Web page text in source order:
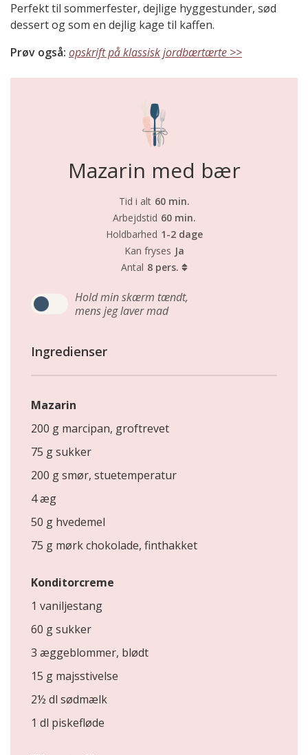
Perfekt til sommerfester, dejlige hyggestunder, sød
dessert og som en dejlig kage til kaffen.
Prøv også: opskrift på klassisk jordbærtærte >>
Mazarin med bær
Tid i alt 60 min.
Arbejdstid 60 min.
Holdbarhed 1-2 dage
Kan fryses Ja
Antal 8 pers.
Hold min skærm tændt,
mens jeg laver mad
Ingredienser
Mazarin
200 g marcipan, groftrevet
75 g sukker
200 g smør, stuetemperatur
4 æg
50 g hvedemel
75 g mørk chokolade, finthakket
Konditorcreme
1 vaniljestang
60 g sukker
3 æggeblommer, blødt
15 g majsstivelse
2½ dl sødmælk
1 dl piskefløde